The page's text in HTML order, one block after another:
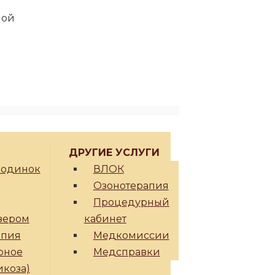
ДРУГИЕ УСЛУГИ
ВЛОК
Озонотерапия
Процедурный
кабинет
Медкомиссии
Медсправки